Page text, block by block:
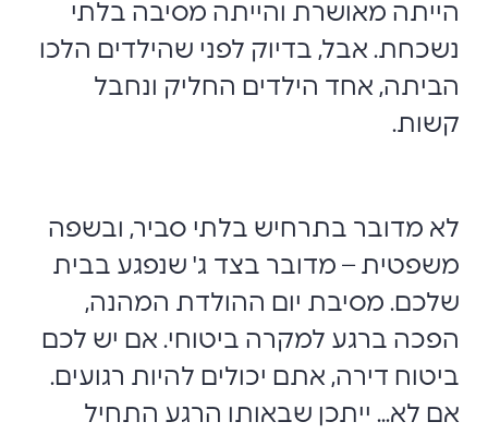
הייתה מאושרת והייתה מסיבה בלתי
נשכחת. אבל, בדיוק לפני שהילדים הלכו
הביתה, אחד הילדים החליק ונחבל
קשות.
לא מדובר בתרחיש בלתי סביר, ובשפה
משפטית – מדובר בצד ג' שנפגע בבית
שלכם. מסיבת יום ההולדת המהנה,
הפכה ברגע למקרה ביטוחי. אם יש לכם
ביטוח דירה, אתם יכולים להיות רגועים.
אם לא... ייתכן שבאותו הרגע התחיל